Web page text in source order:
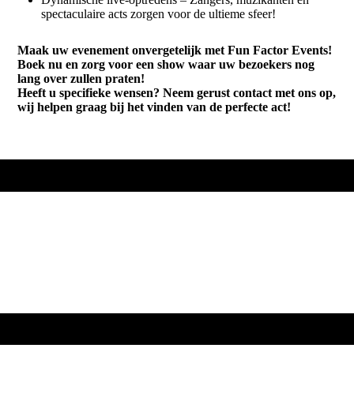
spectaculaire acts zorgen voor de ultieme sfeer!
Maak uw evenement onvergetelijk met Fun Factor Events!
Boek nu en zorg voor een show waar uw bezoekers nog
lang over zullen praten!
Heeft u specifieke wensen? Neem gerust contact met ons op,
wij helpen graag bij het vinden van de perfecte act!